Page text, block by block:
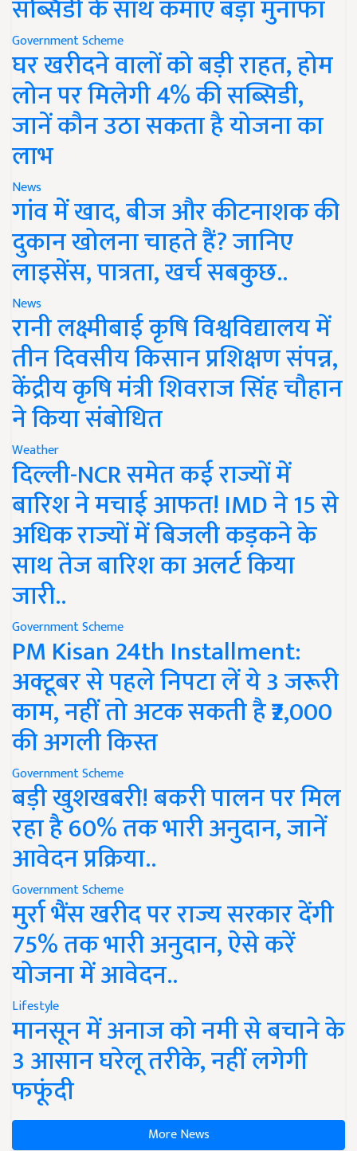
सब्सिडी के साथ कमाएं बड़ा मुनाफा
Government Scheme
घर खरीदने वालों को बड़ी राहत, होम
लोन पर मिलेगी 4% की सब्सिडी,
जानें कौन उठा सकता है योजना का
लाभ
News
गांव में खाद, बीज और कीटनाशक की
दुकान खोलना चाहते हैं? जानिए
लाइसेंस, पात्रता, खर्च सबकुछ..
News
रानी लक्ष्मीबाई कृषि विश्वविद्यालय में
तीन दिवसीय किसान प्रशिक्षण संपन्न,
केंद्रीय कृषि मंत्री शिवराज सिंह चौहान
ने किया संबोधित
Weather
दिल्ली-NCR समेत कई राज्यों में
बारिश ने मचाई आफत! IMD ने 15 से
अधिक राज्यों में बिजली कड़कने के
साथ तेज बारिश का अलर्ट किया
जारी..
Government Scheme
PM Kisan 24th Installment:
अक्टूबर से पहले निपटा लें ये 3 जरूरी
काम, नहीं तो अटक सकती है ₹2,000
की अगली किस्त
Government Scheme
बड़ी खुशखबरी! बकरी पालन पर मिल
रहा है 60% तक भारी अनुदान, जानें
आवेदन प्रक्रिया..
Government Scheme
मुर्रा भैंस खरीद पर राज्य सरकार देंगी
75% तक भारी अनुदान, ऐसे करें
योजना में आवेदन..
Lifestyle
मानसून में अनाज को नमी से बचाने के
3 आसान घरेलू तरीके, नहीं लगेगी
फफूंदी
More News